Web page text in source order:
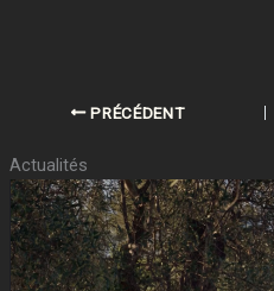
PRÉCÉDENT
Actualités